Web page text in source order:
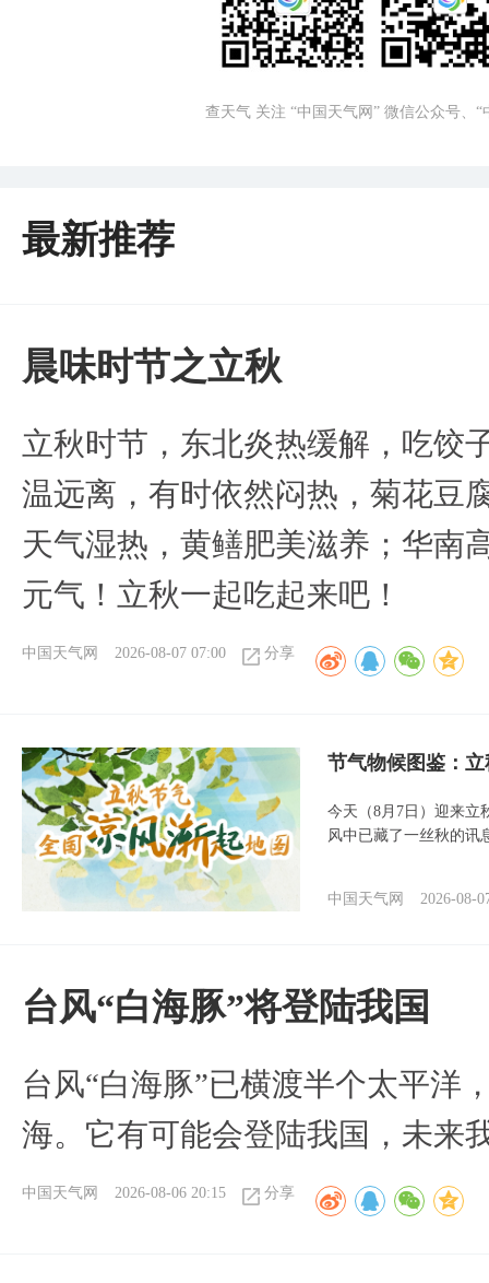
查天气 关注 “中国天气网” 微信公众号、
最新推荐
晨味时节之立秋
立秋时节，东北炎热缓解，吃饺
温远离，有时依然闷热，菊花豆
天气湿热，黄鳝肥美滋养；华南
元气！立秋一起吃起来吧！
中国天气网 2026-08-07 07:00 分享
节气物候图鉴：
今天（8月7日）迎来立
风中已藏了一丝秋的讯
中国天气网 2026-08-
台风“白海豚”将登陆我国
台风“白海豚”已横渡半个太平洋
海。它有可能会登陆我国，未来
中国天气网 2026-08-06 20:15 分享